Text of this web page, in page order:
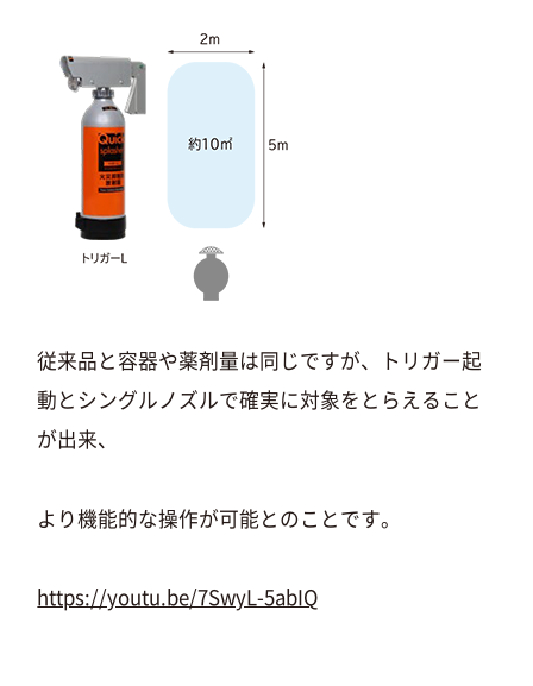
従来品と容器や薬剤量は同じですが、トリガー起
動とシングルノズルで確実に対象をとらえること
が出来、
より機能的な操作が可能とのことです。
https://youtu.be/7SwyL-5abIQ